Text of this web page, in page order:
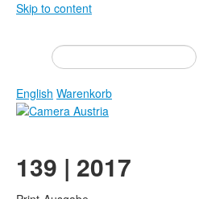
Skip to content
Presse
Veranstaltungen
Newsletter
Über uns
Ausschreibungen
English Warenkorb
Zeitschrift
139 | 2017